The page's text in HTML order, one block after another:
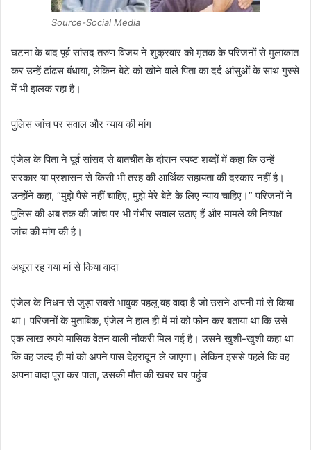
Source-Social Media
​घटना के बाद पूर्व सांसद तरुण विजय ने शुक्रवार को मृतक के परिजनों से मुलाकात
कर उन्हें ढांढस बंधाया, लेकिन बेटे को खोने वाले पिता का दर्द आंसुओं के साथ गुस्से
में भी झलक रहा है।
​पुलिस जांच पर सवाल और न्याय की मांग
एंजेल के पिता ने पूर्व सांसद से बातचीत के दौरान स्पष्ट शब्दों में कहा कि उन्हें
सरकार या प्रशासन से किसी भी तरह की आर्थिक सहायता की दरकार नहीं है।
उन्होंने कहा, “मुझे पैसे नहीं चाहिए, मुझे मेरे बेटे के लिए न्याय चाहिए।” परिजनों ने
पुलिस की अब तक की जांच पर भी गंभीर सवाल उठाए हैं और मामले की निष्पक्ष
जांच की मांग की है।
​अधूरा रह गया मां से किया वादा
एंजेल के निधन से जुड़ा सबसे भावुक पहलू वह वादा है जो उसने अपनी मां से किया
था। परिजनों के मुताबिक, एंजेल ने हाल ही में मां को फोन कर बताया था कि उसे
एक लाख रुपये मासिक वेतन वाली नौकरी मिल गई है। उसने खुशी-खुशी कहा था
कि वह जल्द ही मां को अपने पास देहरादून ले जाएगा। लेकिन इससे पहले कि वह
अपना वादा पूरा कर पाता, उसकी मौत की खबर घर पहुंच